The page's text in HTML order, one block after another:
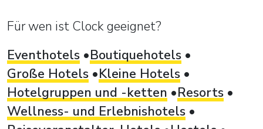
Für wen ist Clock geeignet?
Eventhotels
Boutiquehotels
Große Hotels
Kleine Hotels
Hotelgruppen und -ketten
Resorts
Wellness- und Erlebnishotels